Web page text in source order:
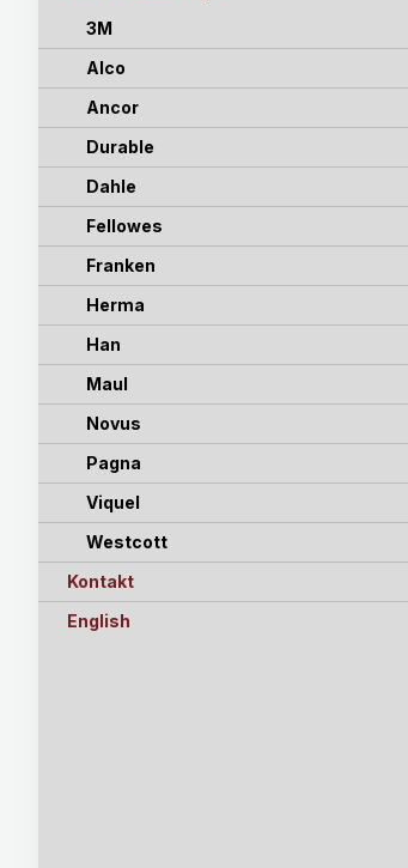
3M
Alco
Ancor
Durable
Dahle
Fellowes
Franken
Herma
Han
Maul
Novus
Pagna
Viquel
Westcott
Kontakt
English